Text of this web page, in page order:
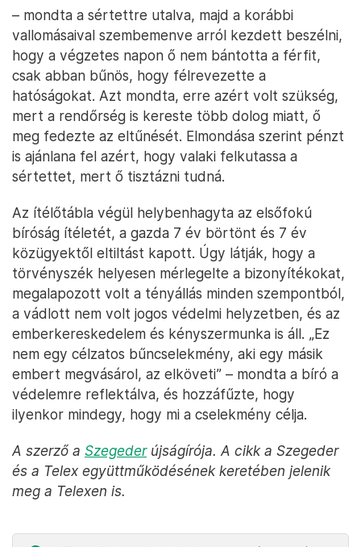
– mondta a sértettre utalva, majd a korábbi
vallomásaival szembemenve arról kezdett beszélni,
hogy a végzetes napon ő nem bántotta a férfit,
csak abban bűnös, hogy félrevezette a
hatóságokat. Azt mondta, erre azért volt szükség,
mert a rendőrség is kereste több dolog miatt, ő
meg fedezte az eltűnését. Elmondása szerint pénzt
is ajánlana fel azért, hogy valaki felkutassa a
sértettet, mert ő tisztázni tudná.
Az ítélőtábla végül helybenhagyta az elsőfokú
bíróság ítéletét, a gazda 7 év börtönt és 7 év
közügyektől eltiltást kapott. Úgy látják, hogy a
törvényszék helyesen mérlegelte a bizonyítékokat,
megalapozott volt a tényállás minden szempontból,
a vádlott nem volt jogos védelmi helyzetben, és az
emberkereskedelem és kényszermunka is áll. „Ez
nem egy célzatos bűncselekmény, aki egy másik
embert megvásárol, az elköveti” – mondta a bíró a
védelemre reflektálva, és hozzáfűzte, hogy
ilyenkor mindegy, hogy mi a cselekmény célja.
A szerző a Szegederújságírója. A cikk a Szegeder
és a Telex együttműködésének keretében jelenik
meg a Telexen is.